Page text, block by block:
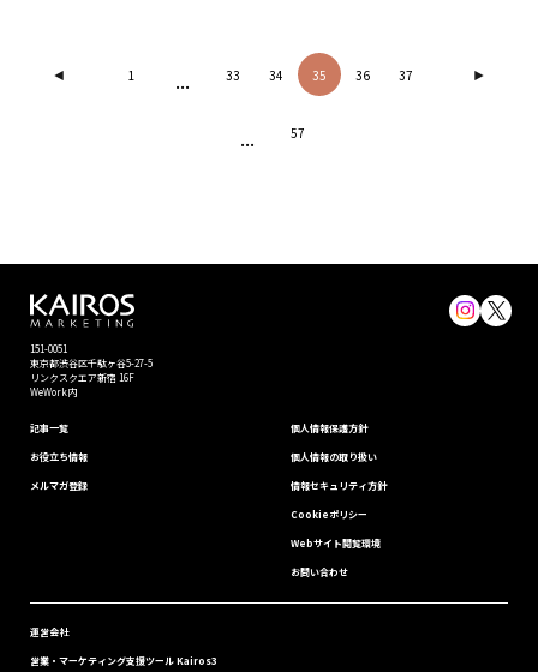
1 ... 33 34 35 36 37
... 57
151-0051
東京都渋⾕区千駄ヶ谷5-27-5
リンクスクエア新宿 16F
WeWork内
記事一覧
お役立ち情報
メルマガ登録
個⼈情報保護⽅針
個人情報の取り扱い
情報セキュリティ⽅針
Cookieポリシー
Webサイト閲覧環境
お問い合わせ
運営会社
営業・マーケティング支援ツール Kairos3